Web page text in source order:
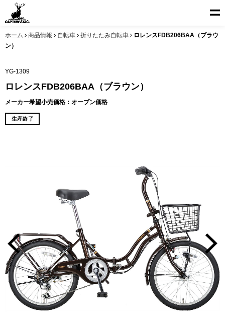
ホーム 商品情報 自転車 折りたたみ自転車
ロレンスFDB206BAA（ブラウ
ン）
YG-1309
ロレンスFDB206BAA（ブラウン）
メーカー希望小売価格：オープン価格
生産終了